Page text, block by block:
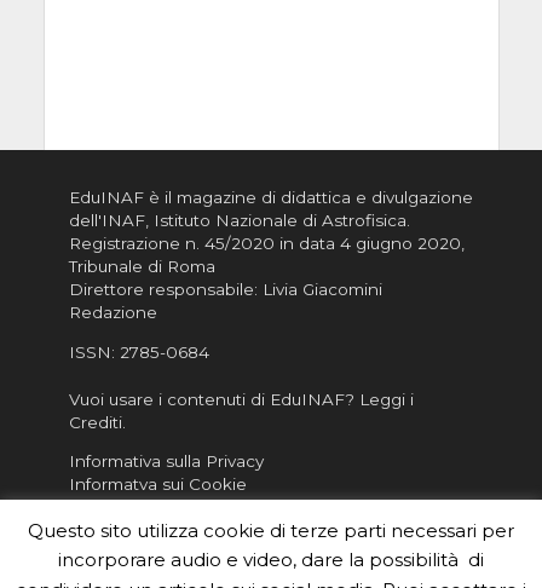
EduINAF è il magazine di didattica e divulgazione
dell'INAF, Istituto Nazionale di Astrofisica.
Registrazione n. 45/2020 in data 4 giugno 2020,
Tribunale di Roma
Direttore responsabile: Livia Giacomini
Redazione
ISSN: 2785-0684
Vuoi usare i contenuti di EduINAF? Leggi i
Crediti.
Informativa sulla Privacy
Informatva sui Cookie
Per la rubrica de l'Astronomo risponde, per
inviarci le tue foto o i tuoi contributi, scrivici a
Questo sito utilizza cookie di terze parti necessari per
incorporare audio e video, dare la possibilità di